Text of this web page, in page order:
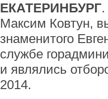
ЕКАТЕРИНБУРГ
Максим Ковтун,
знаменитого
службе
и являлись
2014.